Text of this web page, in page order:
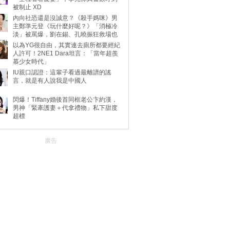
被制止 XD
內向社恐還是沒誠意？《殺手媽咪》男
主鄭準元登《玩什麼好呢？》「消極冷
淡」被罵爆，劉在錫、孔曉振狂救場也
動
以為YG很自由，其實連去廁所都要經紀
人許可！2NE1 Dara坦言：「當年超羨
慕少女時代」
IU親口認證：這輩子看過最離譜的謠
言，就是有人說我是中國人
閃爆！Tiffany婚後首同框老公卞約漢，
男神「緊牽護妻＋代拿禮物」私下甜度
超標
廣告